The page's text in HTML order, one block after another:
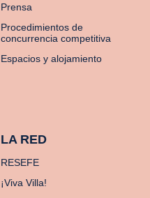
Prensa
Procedimientos de
concurrencia competitiva
Espacios y alojamiento
LA RED
RESEFE
¡Viva Villa!